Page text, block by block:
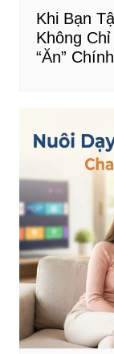
Khi Bạn
Không
“Ăn”